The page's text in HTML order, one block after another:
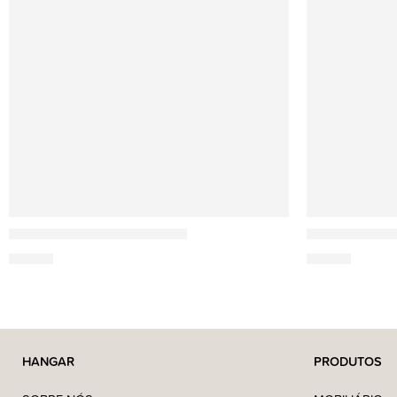
HANGAR PRODUTOS